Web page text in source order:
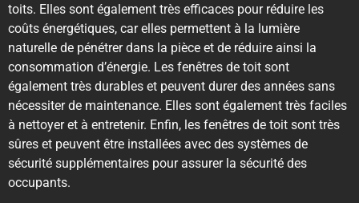
toits. Elles sont également très efficaces pour réduire les
coûts énergétiques, car elles permettent à la lumière
naturelle de pénétrer dans la pièce et de réduire ainsi la
consommation d’énergie. Les fenêtres de toit sont
également très durables et peuvent durer des années sans
nécessiter de maintenance. Elles sont également très faciles
à nettoyer et à entretenir. Enfin, les fenêtres de toit sont très
sûres et peuvent être installées avec des systèmes de
sécurité supplémentaires pour assurer la sécurité des
occupants.